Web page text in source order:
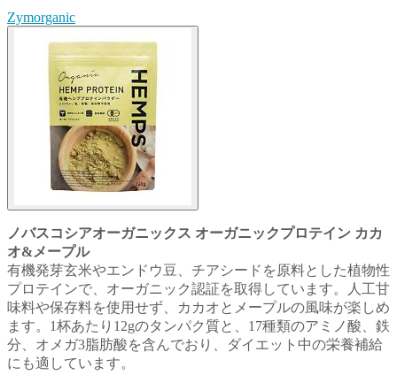
Zymorganic
ノバスコシアオーガニックス オーガニックプロテイン カカ
オ&メープル
有機発芽玄米やエンドウ豆、チアシードを原料とした植物性
プロテインで、オーガニック認証を取得しています。人工甘
味料や保存料を使用せず、カカオとメープルの風味が楽しめ
ます。1杯あたり12gのタンパク質と、17種類のアミノ酸、鉄
分、オメガ3脂肪酸を含んでおり、ダイエット中の栄養補給
にも適しています。